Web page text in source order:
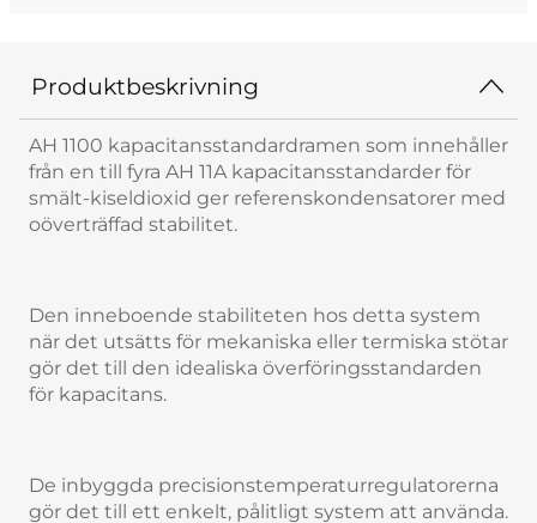
Produktbeskrivning
AH 1100 kapacitansstandardramen som innehåller
från en till fyra AH 11A kapacitansstandarder för
smält-kiseldioxid ger referenskondensatorer med
oöverträffad stabilitet.
Den inneboende stabiliteten hos detta system
när det utsätts för mekaniska eller termiska stötar
gör det till den idealiska överföringsstandarden
för kapacitans.
De inbyggda precisionstemperaturregulatorerna
gör det till ett enkelt, pålitligt system att använda.